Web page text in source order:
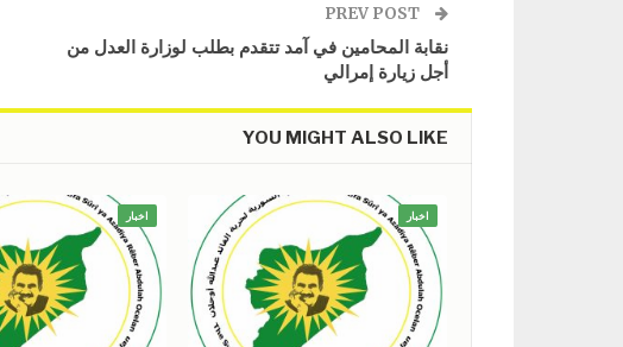
​​​​​​​نقابة المحامين في آمد تتقدم بطلب لوزارة العدل من
أجل زيارة إمرالي
YOU MIGHT ALSO LIKE
اخبار اخبار